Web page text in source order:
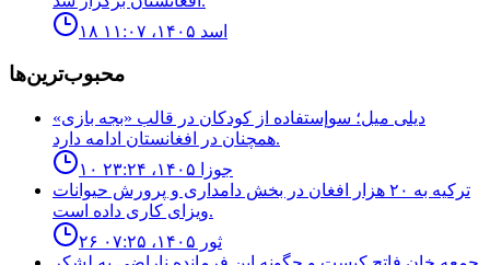
۱۸ اسد ۱۴۰۵، ۱۱:۰۷
محبوب‌ترین‌ها
ديلى ميل؛ سوإستفاده از كودكان در قالب «بجه بازى»
همچنان در افغانستان ادامه دارد.
۱۰ جوزا ۱۴۰۵، ۲۳:۲۴
ترکیه به ۲۰ هزار افغان در بخش دامداری و پرورش حیوانات
ویزای کاری داده است.
۲۶ ثور ۱۴۰۵، ۰۷:۲۵